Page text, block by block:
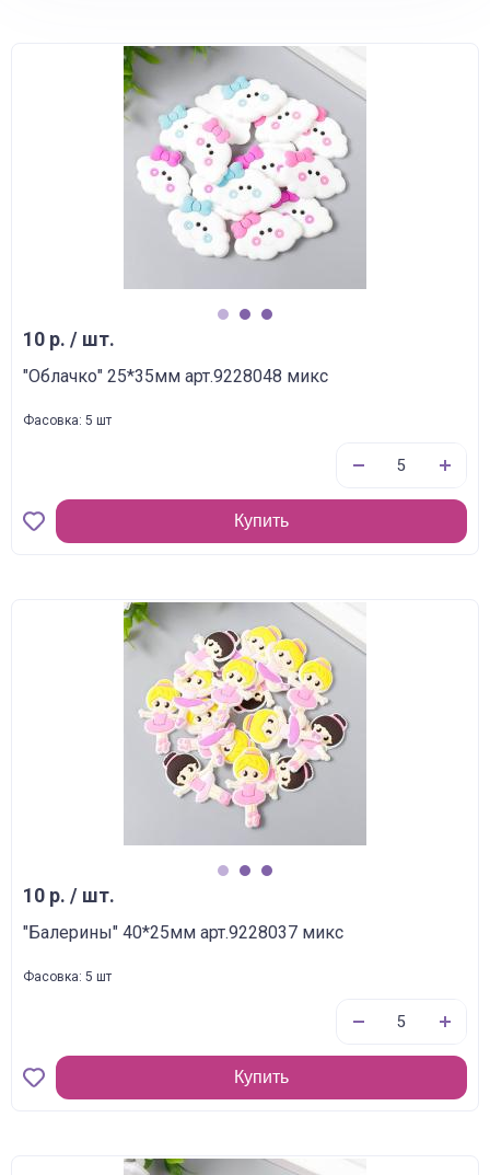
10 р. / шт.
"Облачко" 25*35мм арт.9228048 микс
Фасовка: 5 шт
Купить
10 р. / шт.
"Балерины" 40*25мм арт.9228037 микс
Фасовка: 5 шт
Купить